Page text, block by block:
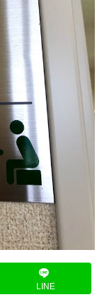
LINE